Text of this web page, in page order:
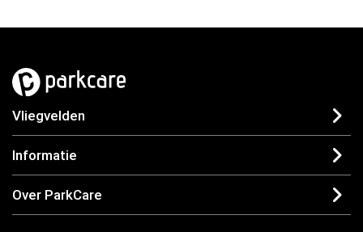
Vliegvelden
Informatie
Over ParkCare